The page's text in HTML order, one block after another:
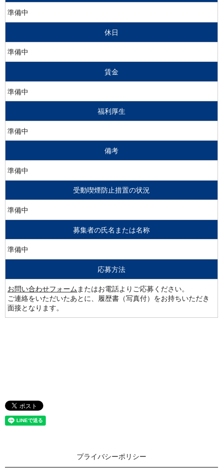
準備中
休日
準備中
賃金
準備中
福利厚生
準備中
備考
準備中
受動喫煙防止措置の状況
準備中
募集者の氏名または名称
準備中
応募方法
お問い合わせフォームまたはお電話よりご応募ください。
ご連絡をいただいたあとに、履歴書（写真付）をお持ちいただき
面接となります。
プライバシーポリシー